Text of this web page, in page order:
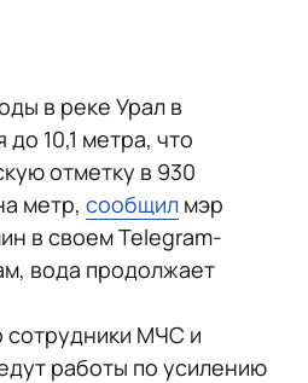
в реке Урал в
10,1 метра, что
отметку в 930
метр, сообщил мэр
в своем Telegram-
вода продолжает
сотрудники МЧС и
работы по усилению